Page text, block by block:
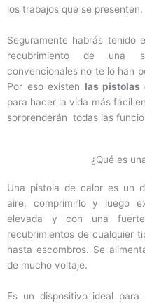
los trabajos que se presenten.
Seguramente habrás tenido
recubrimiento de una
convencionales no te lo han
Por eso existen las pistolas
para hacer la vida más fácil
sorprenderán todas las
¿Qué es
Una pistola de calor es un
aire, comprimirlo y luego
elevada y con una
recubrimientos de cualquier
hasta escombros. Se
de mucho voltaje.
Es un dispositivo ideal para